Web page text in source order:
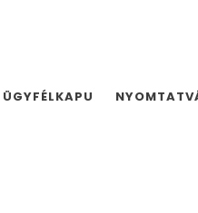
ÜGYFÉLKAPU